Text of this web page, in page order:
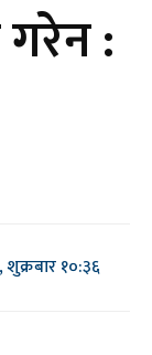
:
१०:३६